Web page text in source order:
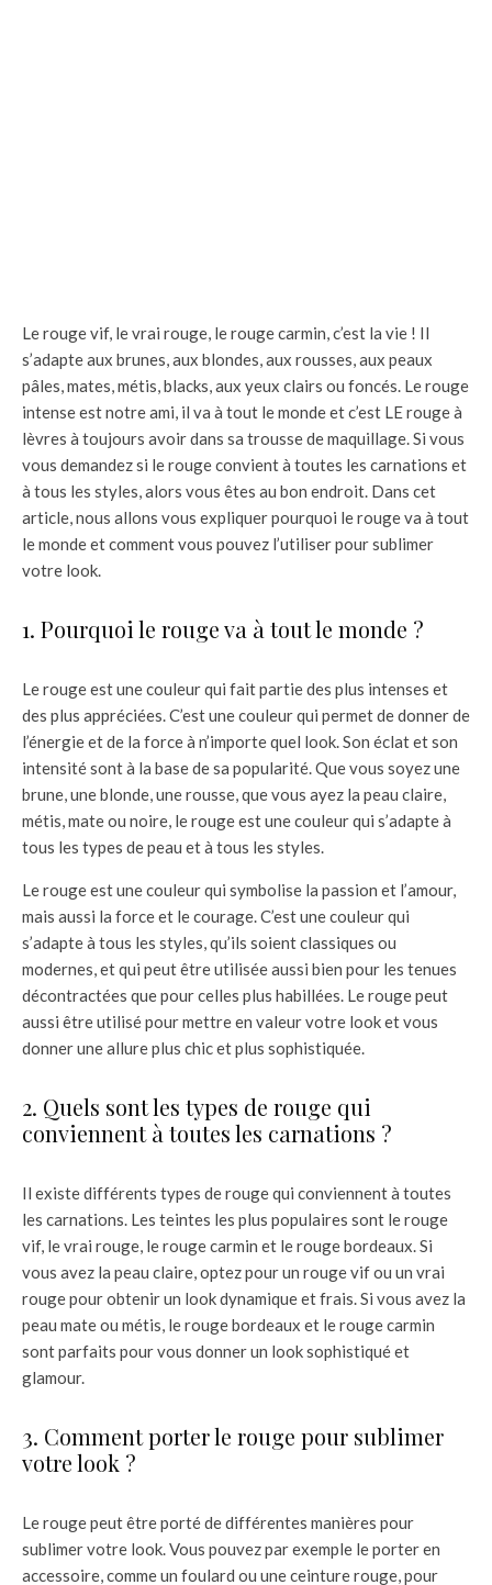
Le rouge vif, le vrai rouge, le rouge carmin, c’est la vie ! Il
s’adapte aux brunes, aux blondes, aux rousses, aux peaux
pâles, mates, métis, blacks, aux yeux clairs ou foncés. Le rouge
intense est notre ami, il va à tout le monde et c’est LE rouge à
lèvres à toujours avoir dans sa trousse de maquillage. Si vous
vous demandez si le rouge convient à toutes les carnations et
à tous les styles, alors vous êtes au bon endroit. Dans cet
article, nous allons vous expliquer pourquoi le rouge va à tout
le monde et comment vous pouvez l’utiliser pour sublimer
votre look.
1. Pourquoi le rouge va à tout le monde ?
Le rouge est une couleur qui fait partie des plus intenses et
des plus appréciées. C’est une couleur qui permet de donner de
l’énergie et de la force à n’importe quel look. Son éclat et son
intensité sont à la base de sa popularité. Que vous soyez une
brune, une blonde, une rousse, que vous ayez la peau claire,
métis, mate ou noire, le rouge est une couleur qui s’adapte à
tous les types de peau et à tous les styles.
Le rouge est une couleur qui symbolise la passion et l’amour,
mais aussi la force et le courage. C’est une couleur qui
s’adapte à tous les styles, qu’ils soient classiques ou
modernes, et qui peut être utilisée aussi bien pour les tenues
décontractées que pour celles plus habillées. Le rouge peut
aussi être utilisé pour mettre en valeur votre look et vous
donner une allure plus chic et plus sophistiquée.
2. Quels sont les types de rouge qui
conviennent à toutes les carnations ?
Il existe différents types de rouge qui conviennent à toutes
les carnations. Les teintes les plus populaires sont le rouge
vif, le vrai rouge, le rouge carmin et le rouge bordeaux. Si
vous avez la peau claire, optez pour un rouge vif ou un vrai
rouge pour obtenir un look dynamique et frais. Si vous avez la
peau mate ou métis, le rouge bordeaux et le rouge carmin
sont parfaits pour vous donner un look sophistiqué et
glamour.
3. Comment porter le rouge pour sublimer
votre look ?
Le rouge peut être porté de différentes manières pour
sublimer votre look. Vous pouvez par exemple le porter en
accessoire, comme un foulard ou une ceinture rouge, pour